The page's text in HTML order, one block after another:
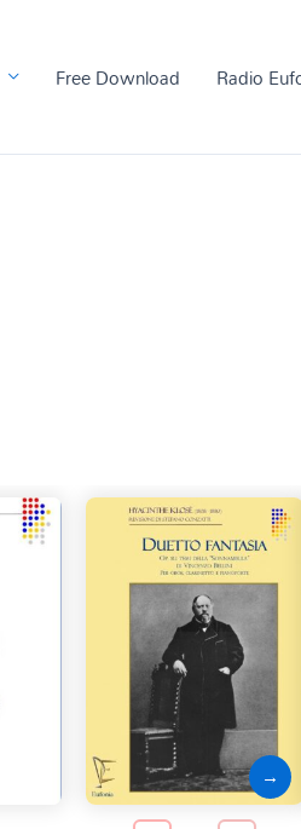
Free Download Radio
→